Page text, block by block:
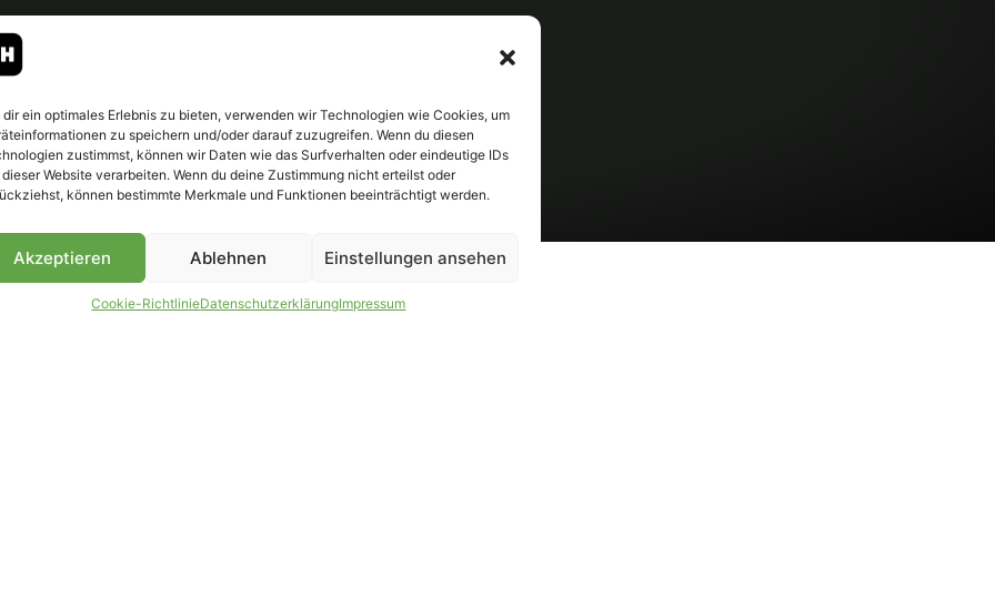
dir ein optimales Erlebnis zu bieten, verwenden wir Technologien wie Cookies, um
zu speichern und/oder darauf zuzugreifen. Wenn du diesen
zustimmst, können wir Daten wie das Surfverhalten oder eindeutige IDs
Website verarbeiten. Wenn du deine Zustimmung nicht erteilst oder
können bestimmte Merkmale und Funktionen beeinträchtigt werden.
Akzeptieren Ablehnen Einstellungen ansehen
Cookie-RichtlinieDatenschutzerklärungImpressum